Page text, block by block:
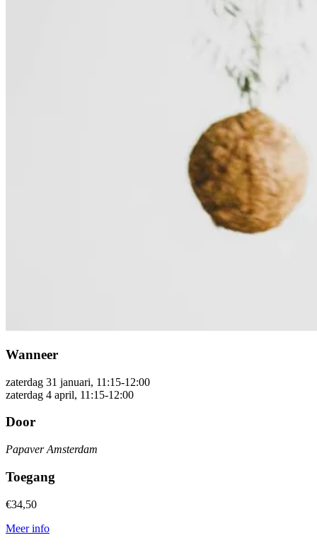
Wanneer
zaterdag 31 januari, 11:15-12:00
zaterdag 4 april, 11:15-12:00
Door
Papaver Amsterdam
Toegang
€34,50
Meer info